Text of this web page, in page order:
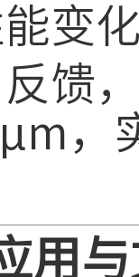
变
馈
，
用